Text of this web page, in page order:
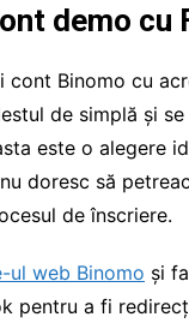
demo cu
cont Binomo cu
de simplă și
este o alegere
doresc să
de înscriere.
ul web Binomo și
pentru a fi